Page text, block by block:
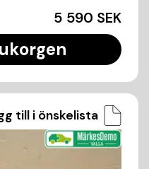
5 590 SEK
till i önskelista